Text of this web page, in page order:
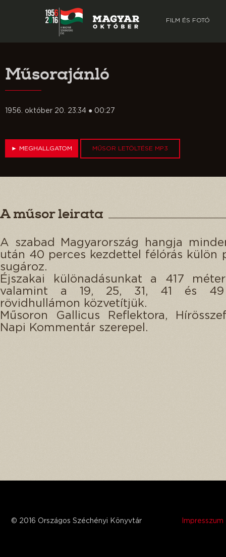
FILM ÉS FOTÓ
Műsorajánló
1956. október 20. 23:34 ● 00:27
► MEGHALLGATOM MŰSOR LETÖLTÉSE MP3
A műsor leirata
A szabad Magyarország hangja
után 40 perces kezdettel félórás külön
sugároz.
Éjszakai különadásunkat a 417
valamint a 19, 25, 31, 41 és 49
rövidhullámon közvetítjük.
Műsoron Gallicus Reflektora,
Napi Kommentár szerepel.
© 2016 Országos Széchényi Könyvtár Impresszum